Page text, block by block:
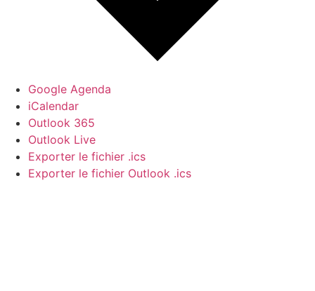
Google Agenda
iCalendar
Outlook 365
Outlook Live
Exporter le fichier .ics
Exporter le fichier Outlook .ics